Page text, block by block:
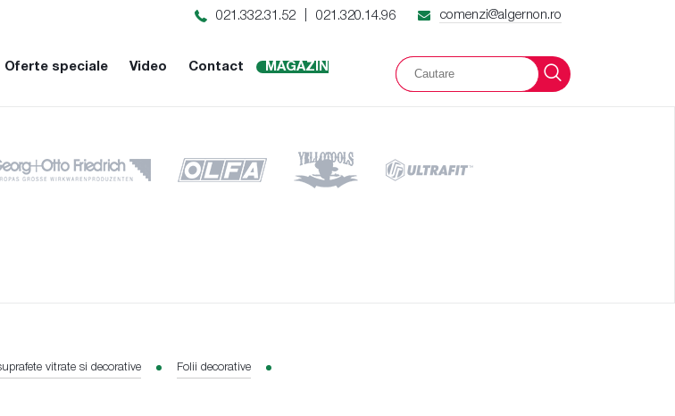
021.332.31.52 021.320.14.96 comenzi@algernon.ro
Oferte speciale Video Contact
MAGAZIN
vitrate si decorative Folii decorative